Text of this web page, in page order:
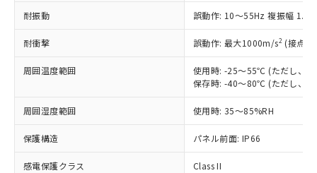
耐振動 誤動作: 10～55Hz 複振幅
耐衝撃 誤動作: 最大1000m/s2 (接点
周囲温度範囲
使用時: -25～55℃ (ただし、氷
保存時: -40～80℃ (ただし、氷
周囲湿度範囲 使用時: 35～85%RH
保護構造 パネル前面: IP66
感電保護クラス Class II
記載している更新日時点での社内デー
タに基づき作成されるものであり、閲
覧された時点での実際の在庫および標
準価格とは異なる場合があることをご
正式な納期状況および標準価格はお客
様のお取引先、またはお客様担当のオ
ムロン制御機器販売店・当社販売員に
オムロン制御機器販売店や当社販売拠
販売ネットワーク
」をご確認
鉛(Pb) 1000ppm以下、 水銀(Hg) 1000ppm以下、 カド
六価クロム(Cr(Ⅵ)) 1000ppm以下、ポリ臭化ビフェニル
類(PBB) 1000ppm以下、ポリ臭化ジフェニルエーテル類
(PBDE) 1000ppm以下、フタル酸ビス(2-エチルヘキシ
ル) (DEHP)(別名：DOP) 1000ppm以下、フタル酸ブチ
ルベンジル（BBP） 1000ppm以下、フタル酸ジブチル
（DBP） 1000ppm以下、フタル酸ジイソブチル
(DIBP) 1000ppm以下
但し、RoHS指令で産業用監視および制御機器に対する
適用除外項目は除く。
フタル酸エステル類の４物質については閾値を超える意
図的な使用がないことを確認しています。
*中国RoHS10物質の基準値 (GB/T26572)：
Pb(鉛) :1000ppm、 Hg(水銀) : 1000ppm、 Cd(カドミウ
Cr(Ⅵ)(六価クロム) : 1000ppm、 PBBs(ポリ臭化ビフェ
ニル類) : 1000ppm、 PBDEs(ポリ臭化ジフェニルエーテ
ル) : 1000ppm、
DEHP(フタル酸ビス(2-エチルヘキシル)) : 1000ppm
※2 環境保護使用期限
（以下｢規制貨物等」という）を輸出
または国外への提供する場合は、日本
国政府の輸出許可(または役務取引許
可)を取得するなどの必要な手続きを
当社は規制貨物を破棄する場合は、完
全に破砕するなど、違法に輸出されな
いよう必要な手段を講じます。
当社は貴社製品を、核兵器、ミサイ
ル、化学兵器、生物兵器またはその他
武器並びにこれらの製造装置等に一切
使用いたしません。
○ 一定数以上の在庫あり
△ 一定数には満たないが在庫あり
在庫なし(最新の在庫状況につ
いては、お客様のお取引先、ま
たはお客様担当のオムロン制御